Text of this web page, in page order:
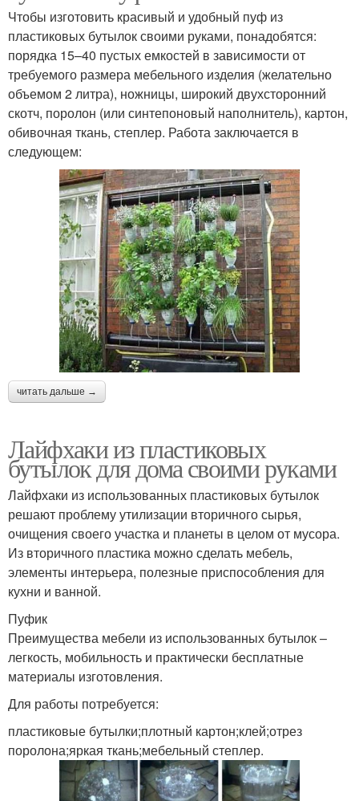
Чтобы изготовить красивый и удобный пуф из
пластиковых бутылок своими руками, понадобятся:
порядка 15–40 пустых емкостей в зависимости от
требуемого размера мебельного изделия (желательно
объемом 2 литра), ножницы, широкий двухсторонний
скотч, поролон (или синтепоновый наполнитель), картон,
обивочная ткань, степлер. Работа заключается в
следующем:
читать дальше →
Лайфхаки из пластиковых
бутылок для дома своими руками
Лайфхаки из использованных пластиковых бутылок
решают проблему утилизации вторичного сырья,
очищения своего участка и планеты в целом от мусора.
Из вторичного пластика можно сделать мебель,
элементы интерьера, полезные приспособления для
кухни и ванной.
Пуфик
Преимущества мебели из использованных бутылок –
легкость, мобильность и практически бесплатные
материалы изготовления.
Для работы потребуется:
пластиковые бутылки;плотный картон;клей;отрез
поролона;яркая ткань;мебельный степлер.